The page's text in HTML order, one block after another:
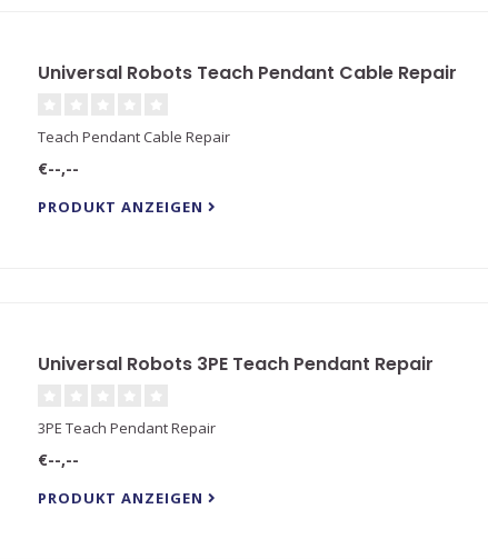
Universal Robots Teach Pendant Cable Repair
Teach Pendant Cable Repair
€--,--
PRODUKT ANZEIGEN
Universal Robots 3PE Teach Pendant Repair
3PE Teach Pendant Repair
€--,--
PRODUKT ANZEIGEN